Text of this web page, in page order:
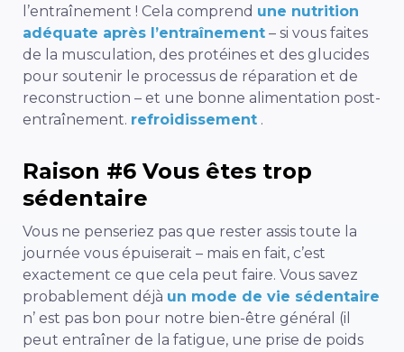
l’entraînement ! Cela comprend une nutrition
adéquate après l’entraînement – si vous faites
de la musculation, des protéines et des glucides
pour soutenir le processus de réparation et de
reconstruction – et une bonne alimentation post-
entraînement. refroidissement .
Raison #6 Vous êtes trop
sédentaire
Vous ne penseriez pas que rester assis toute la
journée vous épuiserait – mais en fait, c’est
exactement ce que cela peut faire. Vous savez
probablement déjà un mode de vie sédentaire
n’ est pas bon pour notre bien-être général (il
peut entraîner de la fatigue, une prise de poids